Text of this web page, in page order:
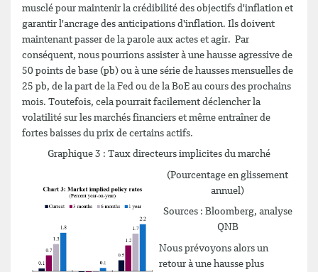
musclé pour maintenir la crédibilité des objectifs d'inflation et
garantir l'ancrage des anticipations d'inflation. Ils doivent
maintenant passer de la parole aux actes et agir. Par
conséquent, nous pourrions assister à une hausse agressive de
50 points de base (pb) ou à une série de hausses mensuelles de
25 pb, de la part de la Fed ou de la BoE au cours des prochains
mois. Toutefois, cela pourrait facilement déclencher la
volatilité sur les marchés financiers et même entraîner de
fortes baisses du prix de certains actifs.
Graphique 3 : Taux directeurs implicites du marché
(Pourcentage en glissement
annuel)
Sources : Bloomberg, analyse
QNB
Nous prévoyons alors un
retour à une hausse plus